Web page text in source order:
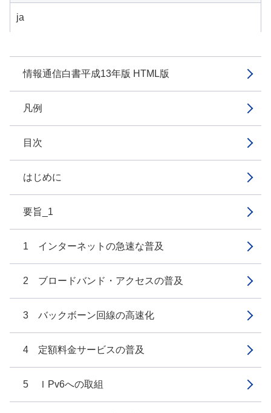
情報通信白書平成13年版 HTML版
凡例
目次
はじめに
要旨_1
1 インターネットの急速な普及
2 ブロードバンド・アクセスの普及
3 バックボーン回線の高速化
4 定額料金サービスの普及
5 ＩPv6への取組
ja